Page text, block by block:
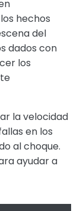
hechos
del
dados con
los
la velocidad
en los
al choque.
ayudar a